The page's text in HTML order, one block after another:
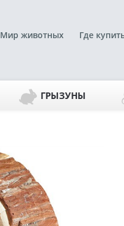
Мир животных Где
ГРЫЗУНЫ